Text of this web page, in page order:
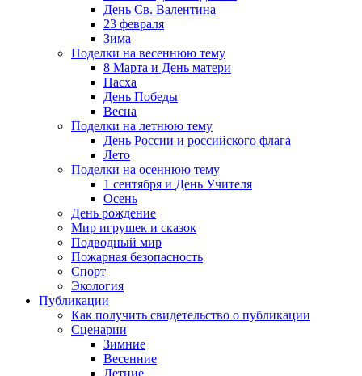
День Св. Валентина
23 февраля
Зима
Поделки на весеннюю тему
8 Марта и День матери
Пасха
День Победы
Весна
Поделки на летнюю тему
День России и российского флага
Лето
Поделки на осеннюю тему
1 сентября и День Учителя
Осень
День рождение
Мир игрушек и сказок
Подводный мир
Пожарная безопасность
Спорт
Экология
Публикации
Как получить свидетельство о публикации
Сценарии
Зимние
Весенние